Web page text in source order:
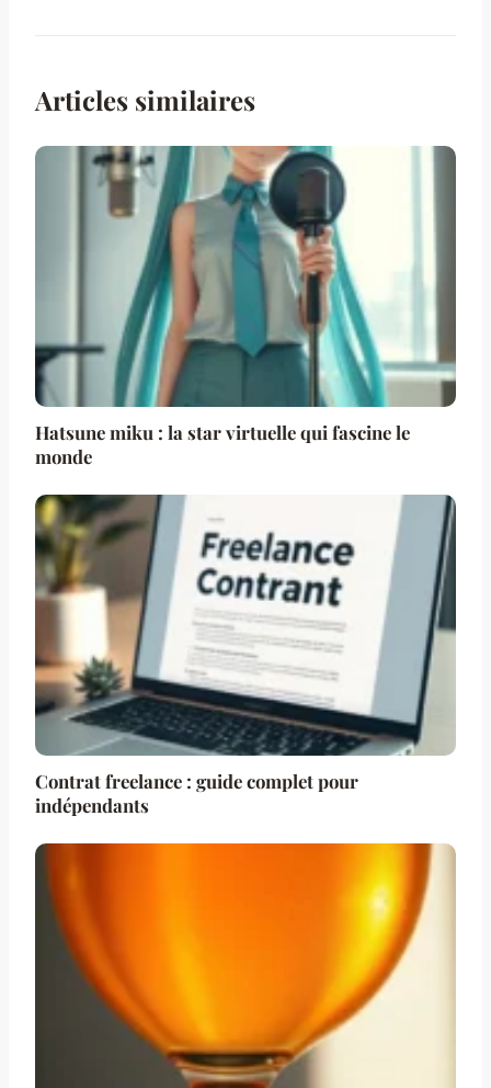
Articles similaires
Hatsune miku : la star virtuelle qui fascine le
monde
Contrat freelance : guide complet pour
indépendants